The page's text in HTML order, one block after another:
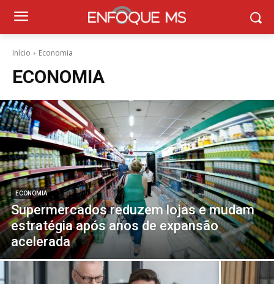
Início Economia
ECONOMIA
ECONOMIA
Supermercados reduzem lojas e mudam
estratégia após anos de expansão
acelerada